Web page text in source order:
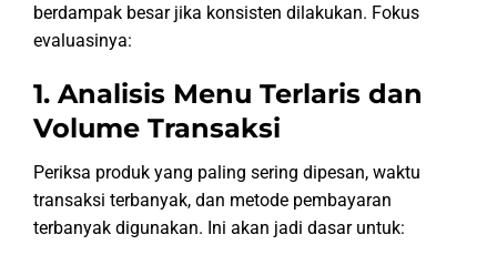
berdampak besar jika konsisten dilakukan. Fokus
evaluasinya:
1. Analisis Menu Terlaris dan
Volume Transaksi
Periksa produk yang paling sering dipesan, waktu
transaksi terbanyak, dan metode pembayaran
terbanyak digunakan. Ini akan jadi dasar untuk: